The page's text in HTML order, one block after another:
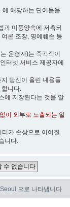
에 해당하는 단어들을
과 미풍양속에 저촉되
론 조장, 명예훼손 등
운영자)는 즉각적이
터넷 서비스 제공자에
당신이 올린 내용들
합니다.
에 저장된다는 것을 알
이 외부로 노출되는 일
가 손상으로 이어질
니다.
으로 나타냅니다